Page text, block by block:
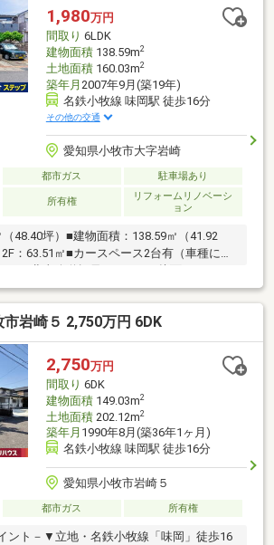
ご希望の住まい探しをお手伝いします
細・ご相談はお気軽にお問い合わせく
1,980万円
間取り 6LDK
建物面積138.59m2
土地面積160.03m2
築年月 2007年9月(築19年)
名鉄小牧線 味岡駅 徒歩16分
その他の交通
愛知県小牧市大字岩崎
都市ガス 駐車場あり
所有権
リフォームリノベーシ
ョン
48.40坪）■建物面積：138.59㎡（41.92
63.51㎡■カースペース2台有（車種によ
北東公道幅員：11.5ｍ 接面：7.6ｍ■
接面：7.6ｍ■2025年8月：外壁塗装工事実
岩崎５ 2,750万円 6DK
2,750万円
間取り 6DK
建物面積149.03m2
土地面積202.12m2
築年月 1990年8月(築36年1ヶ月)
名鉄小牧線 味岡駅 徒歩16分
愛知県小牧市岩崎５
都市ガス 所有権
ント－▼立地・名鉄小牧線「味岡」徒歩16